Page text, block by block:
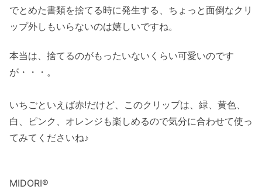
でとめた書類を捨てる時に発生する、ちょっと面倒なクリ
ップ外しもいらないのは嬉しいですね。
本当は、捨てるのがもったいないくらい可愛いのです
が・・・。
いちごといえば赤!だけど、このクリップは、緑、黄色、
白、ピンク、オレンジも楽しめるので気分に合わせて使っ
てみてくださいね♪
MIDORI®